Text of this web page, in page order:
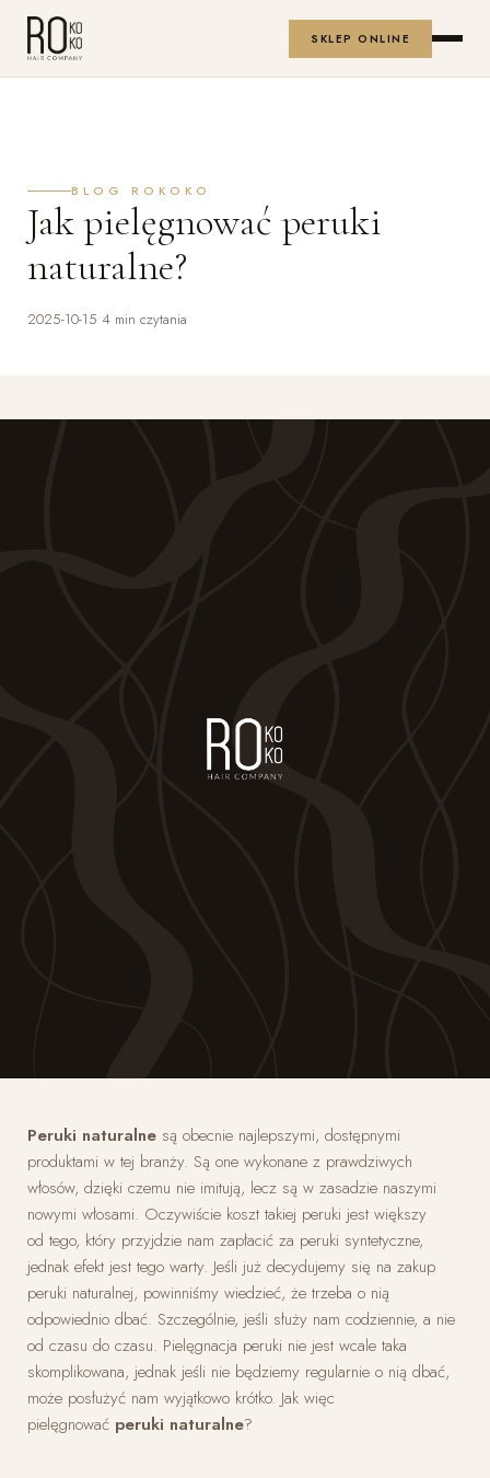
SKLEP ONLINE
BLOG ROKOKO
Jak pielęgnować peruki
naturalne?
2025-10-15•4 min czytania
Peruki naturalne są obecnie najlepszymi, dostępnymi
produktami w tej branży. Są one wykonane z prawdziwych
włosów, dzięki czemu nie imitują, lecz są w zasadzie naszymi
nowymi włosami. Oczywiście koszt takiej peruki jest większy
od tego, który przyjdzie nam zapłacić za peruki syntetyczne,
jednak efekt jest tego warty. Jeśli już decydujemy się na zakup
peruki naturalnej, powinniśmy wiedzieć, że trzeba o nią
odpowiednio dbać. Szczególnie, jeśli służy nam codziennie, a nie
od czasu do czasu. Pielęgnacja peruki nie jest wcale taka
skomplikowana, jednak jeśli nie będziemy regularnie o nią dbać,
może posłużyć nam wyjątkowo krótko. Jak więc
pielęgnować peruki naturalne?